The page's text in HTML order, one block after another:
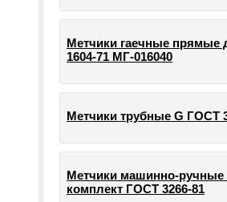
Метчики гаечные
1604-71 МГ-016040
Метчики трубные G ГОСТ
Метчики машинно-ручные
комплект ГОСТ 3266-81